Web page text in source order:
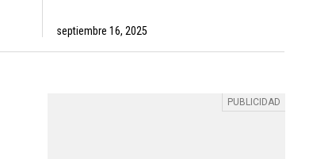
septiembre 16, 2025